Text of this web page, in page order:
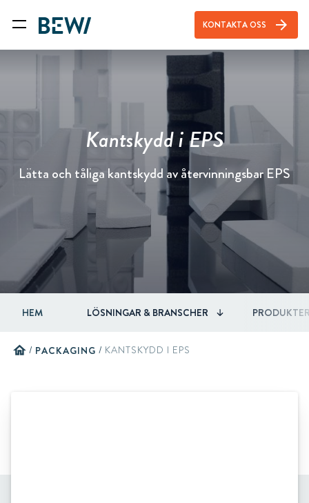
KONTAKTA OSS arrow_forward
Kantskydd i EPS
Lätta och tåliga kantskydd av återvinningsbar EPS
HEM LÖSNINGAR & BRANSCHER
home / PACKAGING / KANTSKYDD I EPS